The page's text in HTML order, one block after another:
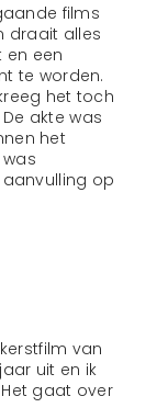
films
draait alles
een
te worden.
het toch
akte was
het
op
van
uit en ik
gaat over